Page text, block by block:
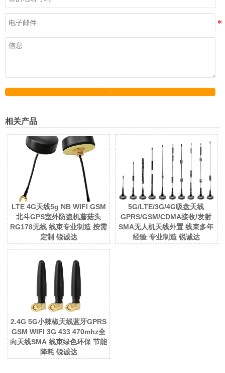
相关产品
LTE 4G天线5g NB WIFI GSM
北斗GPS室外防盗机蘑菇头
RG178无线 线束专业制造 按需
定制 锐诚达
5G/LTE/3G/4G吸盘天线
GPRS/GSM/CDMA接收/发射
SMA无人机天线外置 线束多年
经验 专业制造 锐诚达
2.4G 5G小辣椒天线蓝牙GPRS
GSM WIFI 3G 433 470mhz全
向天线SMA 线束绿色环保 节能
降耗 锐诚达